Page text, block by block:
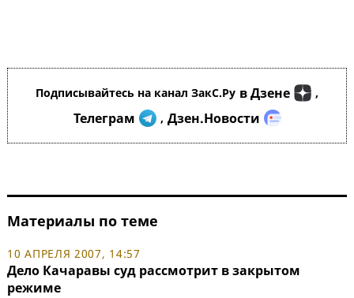
Подписывайтесь на канал ЗакС.Ру в Дзене ,
Телеграм , Дзен.Новости
Материалы по теме
10 АПРЕЛЯ 2007, 14:57
Дело Качаравы суд рассмотрит в закрытом
режиме